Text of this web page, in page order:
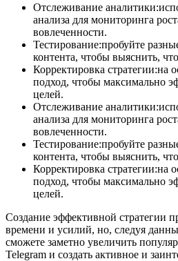
Отслеживание
анализа для мониторинга
вовлеченности.
Тестирование:пробуйте
контента, чтобы выяснить,
Корректировка стратегии:на
подход, чтобы максимально
целей.
Отслеживание
анализа для мониторинга
вовлеченности.
Тестирование:пробуйте
контента, чтобы выяснить,
Корректировка стратегии:на
подход, чтобы максимально
целей.
Создание эффективной стратегии
времени и усилий, но, следуя
сможете заметно увеличить
Telegram и создать активное и